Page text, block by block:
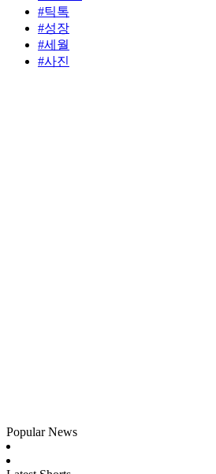
#틱톡
#성장
#세월
#사진
Popular News